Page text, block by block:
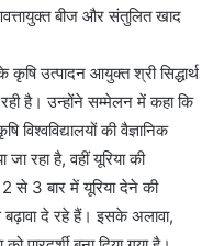
बीज और संतुलित खाद
उत्पादन आयुक्त श्री सिद्धार्थ
है। उन्होंने सम्मेलन में कहा कि
की वैज्ञानिक
रहा है, वहीं यूरिया की
से 3 बार में यूरिया देने की
दे रहे हैं। इसके अलावा,